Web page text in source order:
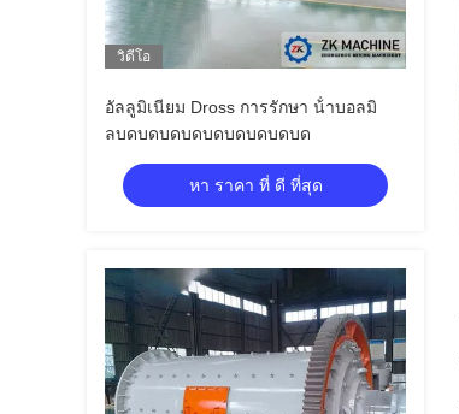
วิดีโอ
อัลลูมิเนียม Dross การรักษา น้ําบอลมิ
ลบดบดบดบดบดบดบดบดบด
หา ราคา ที่ ดี ที่สุด